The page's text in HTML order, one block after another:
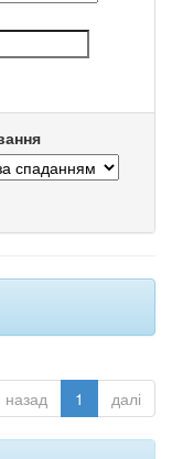
назад 1 далі